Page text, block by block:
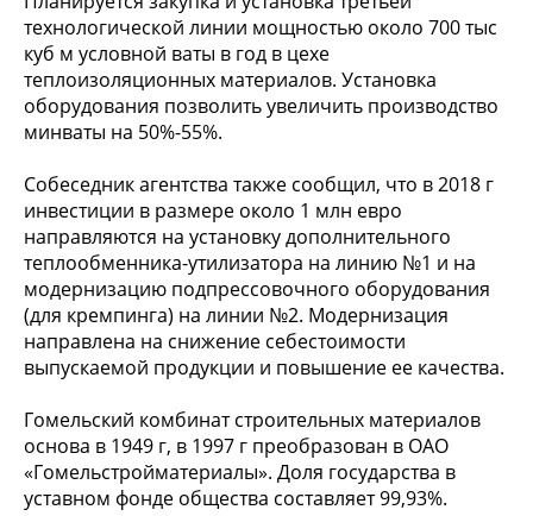
технологической линии мощностью около 700 тыс
куб м условной ваты в год в цехе
теплоизоляционных материалов. Установка
оборудования позволить увеличить производство
минваты на 50%-55%.
Собеседник агентства также сообщил, что в 2018 г
инвестиции в размере около 1 млн евро
направляются на установку дополнительного
теплообменника-утилизатора на линию №1 и на
модернизацию подпрессовочного оборудования
(для кремпинга) на линии №2. Модернизация
направлена на снижение себестоимости
выпускаемой продукции и повышение ее качества.
Гомельский комбинат строительных материалов
основа в 1949 г, в 1997 г преобразован в ОАО
«Гомельстройматериалы». Доля государства в
уставном фонде общества составляет 99,93%.